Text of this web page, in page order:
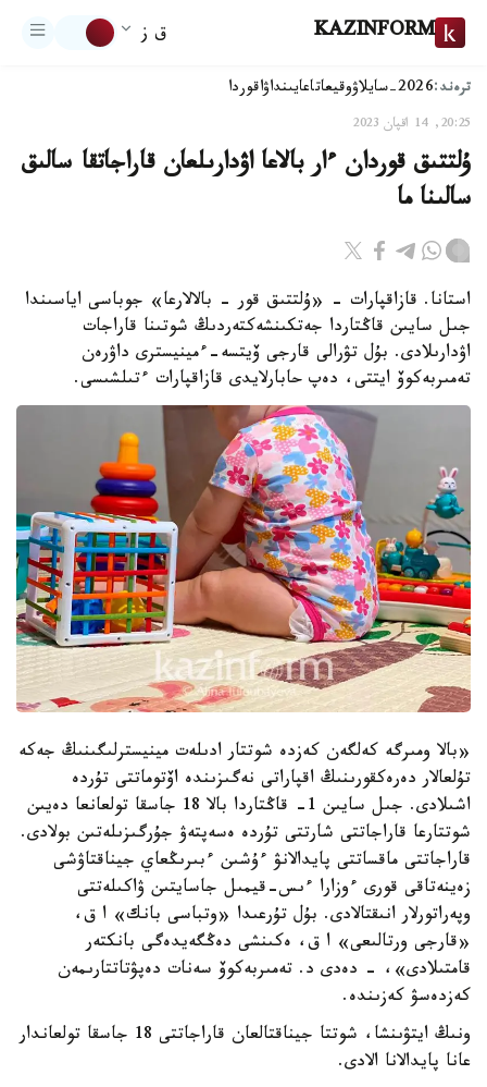
KAZINFORM ق ز
ترەند:2026-سايلاۋ وقيعاتاعايىنداۋاقوردا
20:25, 14 اقپان 2023
ۇلتتىق قوردان ءار بالاعا اۋدارىلعان قاراجاتقا سالىق
سالىنا ما
استانا. قازاقپارات - «ۇلتتىق قور - بالالارعا» جوباسى اياسىندا
جىل سايىن قاڭتاردا جەتكىنشەكتەردىڭ شوتىنا قاراجات
اۋدارىلادى. بۇل تۋرالى قارجى ۆيتسە-ءمينيسترى داۋرەن
تەمىربەكوۆ ايتتى، دەپ حابارلايدى قازاقپارات ءتىلشىسى.
«بالا ومىرگە كەلگەن كەزدە شوتتار ادىلەت مينيسترلىگىنىڭ جەكە
تۇلعالار دەرەكقورىنىڭ اقپاراتى نەگىزىندە اۆتوماتتى تۇردە
اشىلادى. جىل سايىن 1- قاڭتاردا بالا 18 جاسقا تولعانعا دەيىن
شوتتارعا قاراجاتتى شارتتى تۇردە ەسەپتەۋ جۇرگىزىلەتىن بولادى.
قاراجاتتى ماقساتتى پايدالانۋ ءۇشىن ءبىرىڭعاي جيناقتاۋشى
زەينەتاقى قورى ءوزارا ءىس-قيمىل جاسايتىن ۋاكىلەتتى
وپەراتورلار انىقتالادى. بۇل تۇرعىدا «وتباسى بانك» ا ق،
«قارجى ورتالىعى» ا ق، ەكىنشى دەڭگەيدەگى بانكتەر
قامتىلادى»، - دەدى د. تەمىربەكوۆ سەنات دەپۋتاتتارىمەن
كەزدەسۋ كەزىندە.
ونىڭ ايتۋىنشا، شوتتا جيناقتالعان قاراجاتتى 18 جاسقا تولعاندار
عانا پايدالانا الادى.